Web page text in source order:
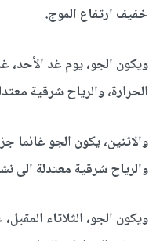
خفيف ارتفاع الموج.
ويكون الجو، يوم غد الأحد،
الحرارة، والرياح شرقية
والاثنين، يكون الجو غائما
والرياح شرقية معتدلة الى
ويكون الجو، الثلاثاء